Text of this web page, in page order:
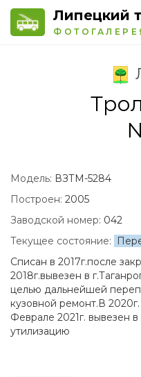
Липецкий
Модель: ВЗТМ-5284
Построен: 2005
Заводской номер: 042
Текущее состояние:
Списан в 2017г.после
2018г.вывезен в
целью дальнейшей
кузовной ремонт.В
Феврале 2021г. вывезен
утилизацию